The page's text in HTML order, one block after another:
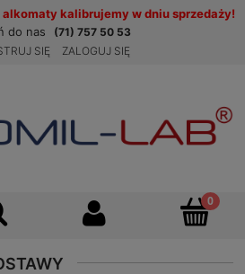
kalibrujemy w dniu sprzedaży!
do nas
(71) 757 50 53
SIĘ
ZALOGUJ SIĘ